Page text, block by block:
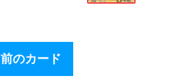
前のカード